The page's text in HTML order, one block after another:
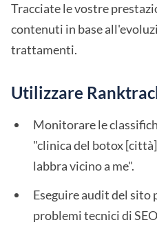
Tracciate le vostre
contenuti in base
trattamenti.
Utilizzare
Monitorare le
"clinica del botox
labbra vicino a me".
Eseguire audit del sito
problemi tecnici di SEO